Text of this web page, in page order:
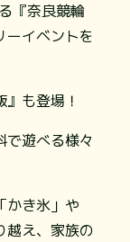
『奈良競輪
ーイベントを
も登場！
で遊べる様々
かき氷」や
越え、家族の